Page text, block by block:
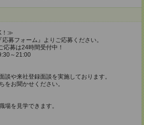
！≫
応募フォーム』よりご応募ください。
募は24時間受付中！
～21:00
談や来社登録面談を実施しております。
お聞かせください。
を見学できます。